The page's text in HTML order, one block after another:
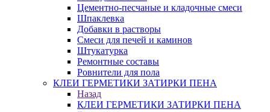
Цементно-песчаные и кладочные смеси
Шпаклевка
Добавки в растворы
Смеси для печей и каминов
Штукатурка
Ремонтные составы
Ровнители для пола
КЛЕИ ГЕРМЕТИКИ ЗАТИРКИ ПЕНА
Назад
КЛЕИ ГЕРМЕТИКИ ЗАТИРКИ ПЕНА